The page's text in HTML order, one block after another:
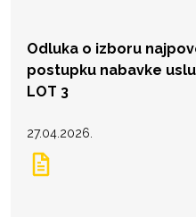
Odluka o izboru
postupku nabavke
LOT 3
27.04.2026.